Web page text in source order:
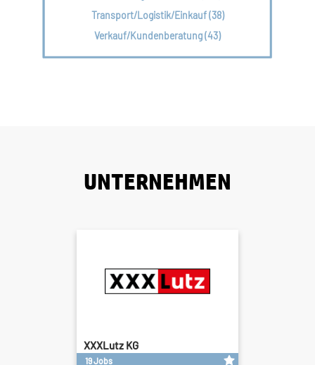
Transport/Logistik/Einkauf (38)
Verkauf/Kundenberatung (43)
UNTERNEHMEN
XXXLutz KG
19 Jobs